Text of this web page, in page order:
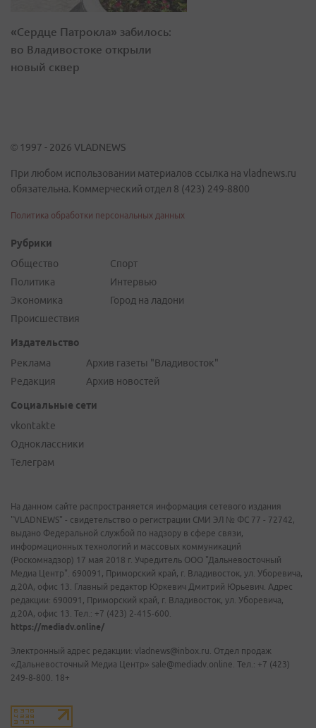
«Сердце Патрокла» забилось:
во Владивостоке открыли
новый сквер
© 1997 - 2026 VLADNEWS
При любом использовании материалов ссылка на vladnews.ru
обязательна. Коммерческий отдел 8 (423) 249-8800
Политика обработки персональных данных
Рубрики
Общество
Политика
Экономика
Происшествия
Спорт
Интервью
Город на ладони
Издательство
Реклама
Редакция
Архив газеты "Владивосток"
Архив новостей
Социальные сети
vkontakte
Одноклассники
Телеграм
На данном сайте распространяется информация сетевого издания
"VLADNEWS" - свидетельство о регистрации СМИ ЭЛ № ФС 77 - 72742,
выдано Федеральной службой по надзору в сфере связи,
информационных технологий и массовых коммуникаций
(Роскомнадзор) 17 мая 2018 г. Учредитель ООО "Дальневосточный
Медиа Центр". 690091, Приморский край, г. Владивосток, ул. Уборевича,
д.20А, офис 13. Главный редактор Юркевич Дмитрий Юрьевич. Адрес
редакции: 690091, Приморский край, г. Владивосток, ул. Уборевича,
д.20А, офис 13. Тел.: +7 (423) 2-415-600.
https://mediadv.online/
Электронный адрес редакции: vladnews@inbox.ru. Отдел продаж
«Дальневосточный Медиа Центр» sale@mediadv.online. Тел.: +7 (423)
249-8-800. 18+